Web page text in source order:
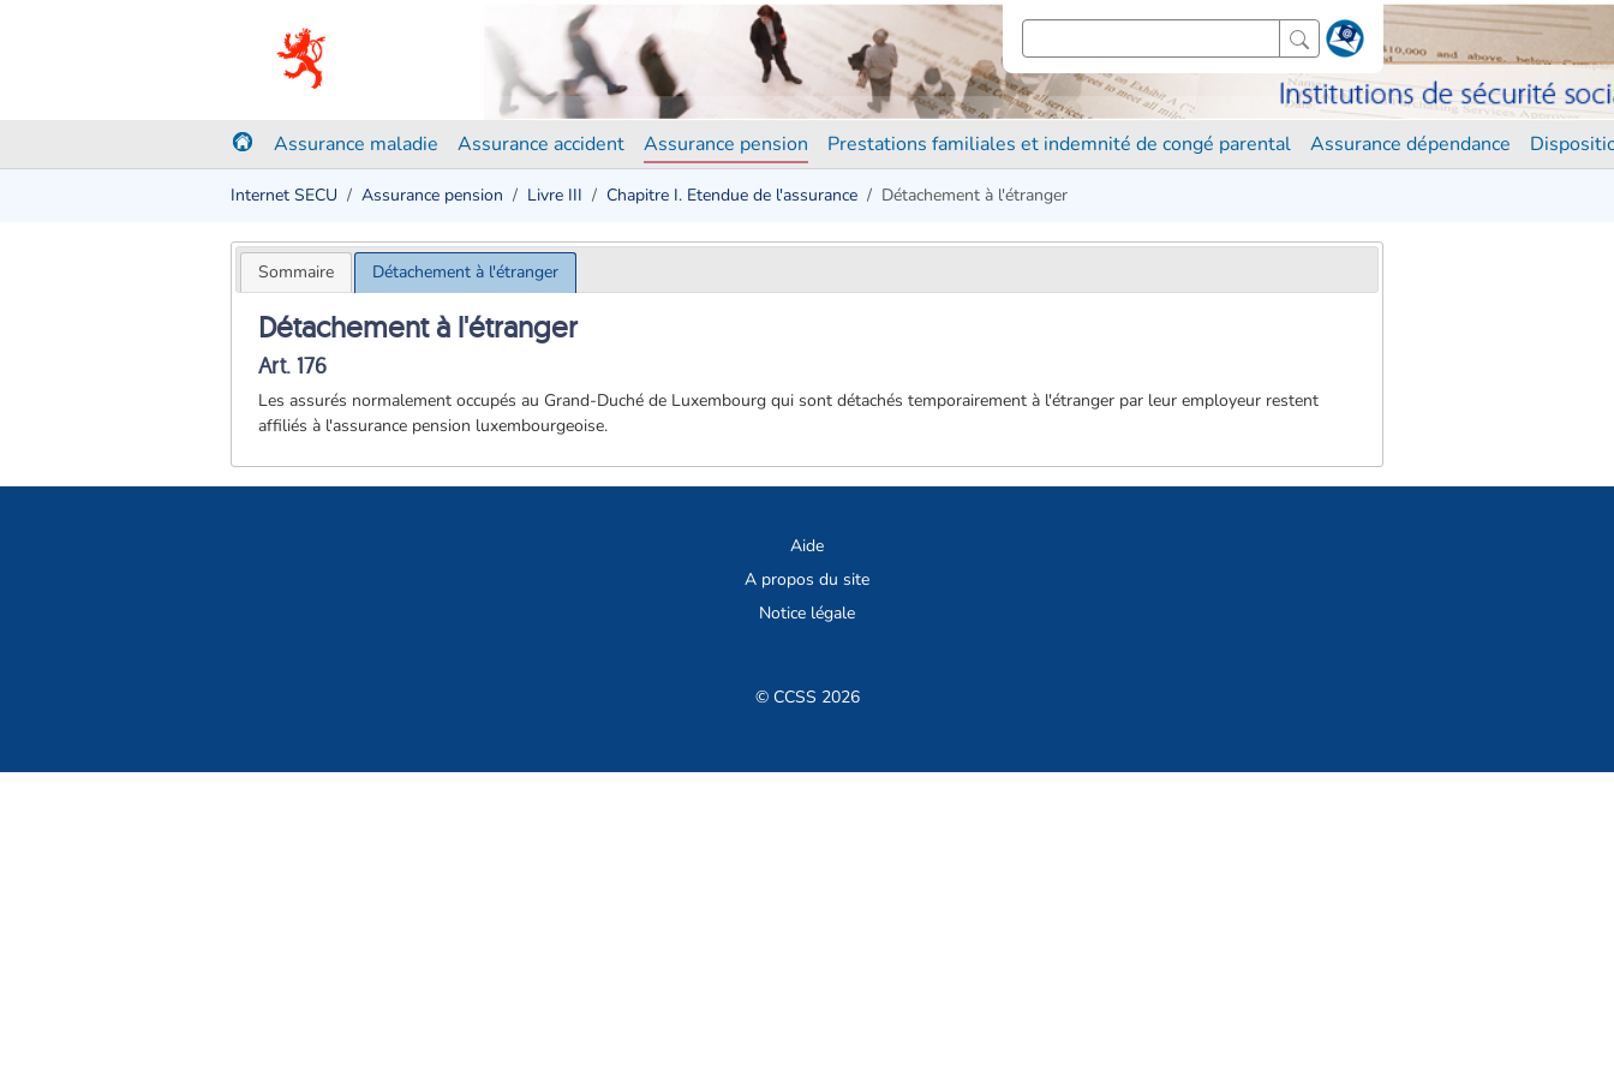
Assurance maladie Assurance accident Assurance pension Prestations familiales et indemnité de congé parental Assurance dépendance
Internet SECU Assurance pension Livre III Chapitre I. Etendue de l'assurance Détachement à l'étranger
Sommaire Détachement à l'étranger
Détachement à l'étranger
Art. 176
Les assurés normalement occupés au Grand-Duché de Luxembourg qui sont détachés temporairement à l'étranger par leur employeur restent
affiliés à l'assurance pension luxembourgeoise.
Aide
A propos du site
Notice légale
© CCSS 2026